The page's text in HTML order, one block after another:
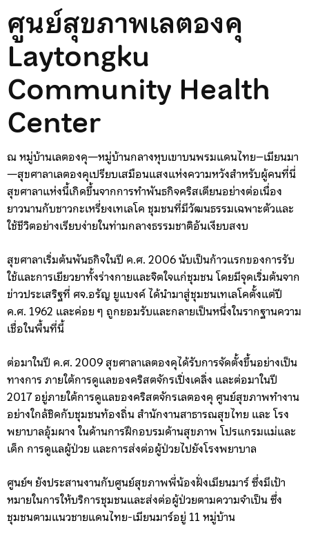
ศูนย์สุขภาพเลตองคุ
Laytongku
Community Health
Center
ณ หมู่บ้านเลตองคุ—หมู่บ้านกลางหุบเขาบนพรมแดนไทย–เมียนมา
—สุขศาลาเลตองคุเปรียบเสมือนแสงแห่งความหวังสำหรับผู้คนที่นี่
สุขศาลาแห่งนี้เกิดขึ้นจากการทำพันธกิจคริสเตียนอย่างต่อเนื่อง
ยาวนานกับชาวกะเหรี่ยงเทเลโค ชุมชนที่มีวัฒนธรรมเฉพาะตัวและ
ใช้ชีวิตอย่างเรียบง่ายในท่ามกลางธรรมชาติอันเงียบสงบ
สุขศาลาเริ่มต้นพันธกิจในปี ค.ศ. 2006 นับเป็นก้าวแรกของการรับ
ใช้และการเยียวยาทั้งร่างกายและจิตใจแก่ชุมชน โดยมีจุดเริ่มต้นจาก
ข่าวประเสริฐที่ ศจ.อรัญ ยูแบงค์ ได้นำมาสู่ชุมชนเทเลโคตั้งแต่ปี
ค.ศ. 1962 และค่อย ๆ ถูกยอมรับและกลายเป็นหนึ่งในรากฐานความ
เชื่อในพื้นที่นี้
ต่อมาในปี ค.ศ. 2009 สุขศาลาเลตองคุได้รับการจัดตั้งขึ้นอย่างเป็น
ทางการ ภายใต้การดูแลของคริสตจักรเปิ่งเคลิ่ง และต่อมาในปี
2017 อยู่ภายใต้การดูแลของคริสตจักรเลตองคุ ศูนย์สุขภาพทำงาน
อย่างใกล้ชิดกับชุมชนท้องถิ่น สำนักงานสาธารณสุขไทย และ โรง
พยาบาลอุ้มผาง ในด้านการฝึกอบรมด้านสุขภาพ โปรแกรมแม่และ
เด็ก การดูแลผู้ป่วย และการส่งต่อผู้ป่วยไปยังโรงพยาบาล
ศูนย์ฯ ยังประสานงานกับศูนย์สุขภาพพี่น้องฝั่งเมียนมาร์ ซึ่งมีเป้า
หมายในการให้บริการชุมชนและส่งต่อผู้ป่วยตามความจำเป็น ซึ่ง
ชุมชนตามแนวชายแดนไทย-เมียนมาร์อยู่ 11 หมู่บ้าน